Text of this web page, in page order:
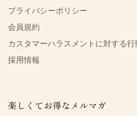
プライバシーポリシー
会員規約
カスタマーハラスメントに対する
採用情報
楽しくてお得なメルマガ